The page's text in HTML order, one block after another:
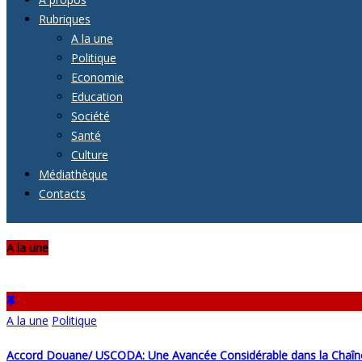
Rubriques
A la une
Politique
Economie
Education
Société
Santé
Culture
Médiathèque
Contacts
A la une
A la une Politique
Accord Douane/ USCODA: Une Avancée Considérable dans la